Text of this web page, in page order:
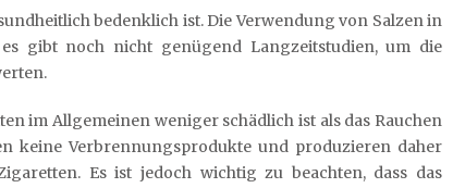
bedenklich ist. Die Verwendung von Salzen in
gibt noch nicht genügend Langzeitstudien, um die
im Allgemeinen weniger schädlich ist als das Rauchen
keine Verbrennungsprodukte und produzieren daher
Es ist jedoch wichtig zu beachten, dass das